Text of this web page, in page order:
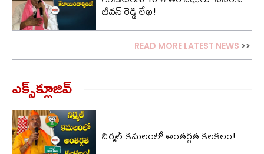
జీవన్ రెడ్డి లేఖ!
READ MORE LATEST NEWS >>
ఎక్స్‌క్లూజివ్‌
నిర్మల్ కమలంలో అంతర్గత కలకలం!